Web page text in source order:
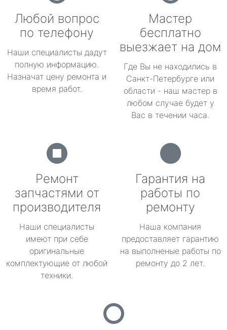
Любой вопрос
по телефону
Наши специалисты дадут
полную информацию.
Назначат цену ремонта и
время работ.
Мастер
бесплатно
выезжает на дом
Где Вы не находились в
Санкт-Петербурге или
области - наш мастер в
любом случае будет у
Вас в течении часа.
Ремонт
запчастями от
производителя
Наши специалисты
имеют при себе
оригинальные
комплектующие от любой
техники.
Гарантия на
работы по
ремонту
Наша компания
предоставляет гарантию
на выполненые работы по
ремонту до 2 лет.